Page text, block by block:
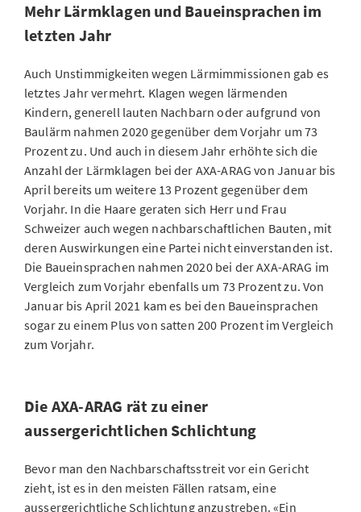
Mehr Lärmklagen und Baueinsprachen im
letzten Jahr
Auch Unstimmigkeiten wegen Lärmimmissionen gab es
letztes Jahr vermehrt. Klagen wegen lärmenden
Kindern, generell lauten Nachbarn oder aufgrund von
Baulärm nahmen 2020 gegenüber dem Vorjahr um 73
Prozent zu. Und auch in diesem Jahr erhöhte sich die
Anzahl der Lärmklagen bei der AXA-ARAG von Januar bis
April bereits um weitere 13 Prozent gegenüber dem
Vorjahr. In die Haare geraten sich Herr und Frau
Schweizer auch wegen nachbarschaftlichen Bauten, mit
deren Auswirkungen eine Partei nicht einverstanden ist.
Die Baueinsprachen nahmen 2020 bei der AXA-ARAG im
Vergleich zum Vorjahr ebenfalls um 73 Prozent zu. Von
Januar bis April 2021 kam es bei den Baueinsprachen
sogar zu einem Plus von satten 200 Prozent im Vergleich
zum Vorjahr.
Die AXA-ARAG rät zu einer
aussergerichtlichen Schlichtung
Bevor man den Nachbarschaftsstreit vor ein Gericht
zieht, ist es in den meisten Fällen ratsam, eine
aussergerichtliche Schlichtung anzustreben. «Ein